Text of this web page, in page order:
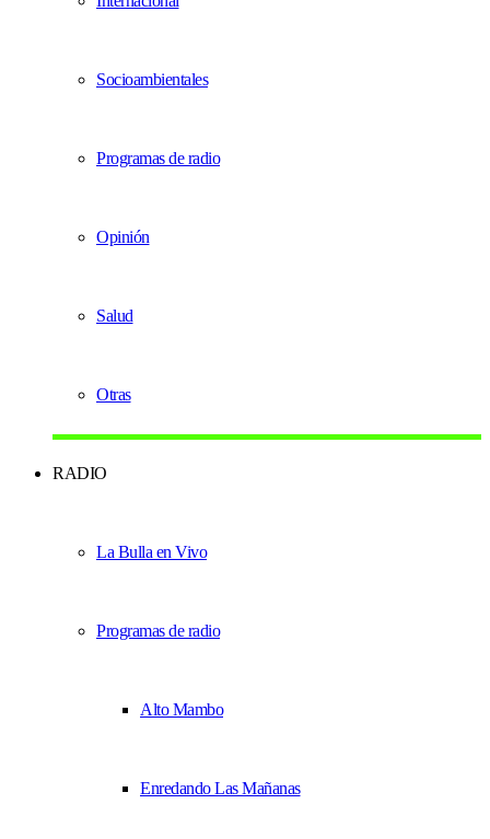
Socioambientales
Programas de radio
Opinión
Salud
Otras
RADIO
La Bulla en Vivo
Programas de radio
Alto Mambo
Enredando Las Mañanas